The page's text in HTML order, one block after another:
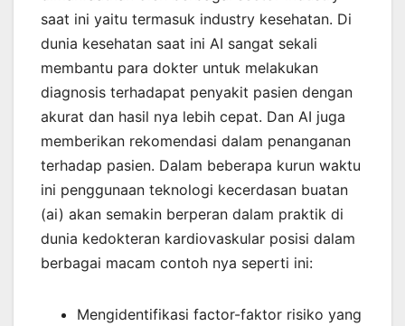
saat ini yaitu termasuk industry kesehatan. Di
dunia kesehatan saat ini AI sangat sekali
membantu para dokter untuk melakukan
diagnosis terhadapat penyakit pasien dengan
akurat dan hasil nya lebih cepat. Dan AI juga
memberikan rekomendasi dalam penanganan
terhadap pasien. Dalam beberapa kurun waktu
ini penggunaan teknologi kecerdasan buatan
(ai) akan semakin berperan dalam praktik di
dunia kedokteran kardiovaskular posisi dalam
berbagai macam contoh nya seperti ini:
Mengidentifikasi factor-faktor risiko yang